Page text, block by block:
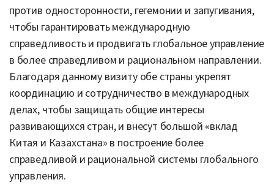
против односторонности, гегемонии и запугивания,
чтобы гарантировать международную
справедливость и продвигать глобальное управление
в более справедливом и рациональном направлении.
Благодаря данному визиту обе страны укрепят
координацию и сотрудничество в международных
делах, чтобы защищать общие интересы
развивающихся стран, и внесут большой «вклад
Китая и Казахстана» в построение более
справедливой и рациональной системы глобального
управления.